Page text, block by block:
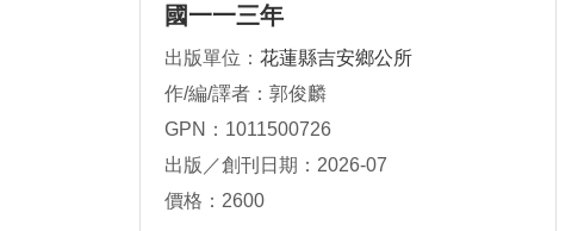
國一一三年
出版單位： 花蓮縣吉安鄉公所
作/編/譯者：郭俊麟
GPN：1011500726
出版／創刊日期：2026-07
價格：2600